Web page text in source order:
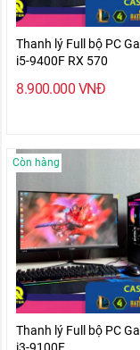
Thanh lý Full bộ PC
i5-9400F RX 570
8.900.000 VNĐ
Thanh lý Full bộ PC
Còn hàng